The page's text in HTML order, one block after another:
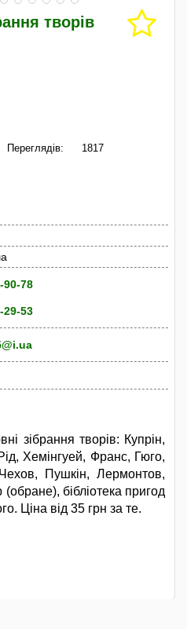
творів
Переглядів: 1817
90-78
29-53
зібрання творів: Купрін,
Хемінгуей, Франс, Гюго,
Пушкін, Лермонтов,
бібліотека пригод
Ціна від 35 грн за те.